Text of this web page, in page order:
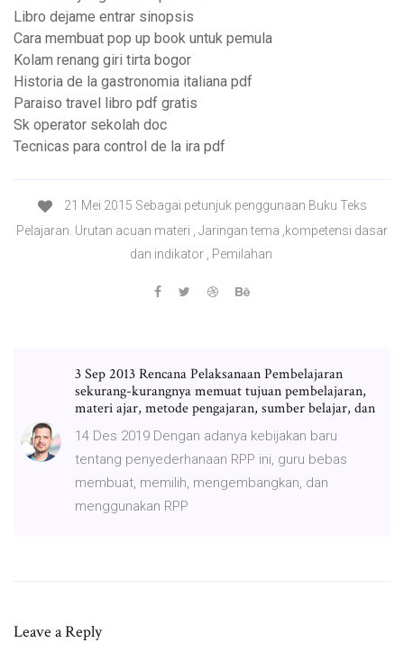
Libro dejame entrar sinopsis
Cara membuat pop up book untuk pemula
Kolam renang giri tirta bogor
Historia de la gastronomia italiana pdf
Paraiso travel libro pdf gratis
Sk operator sekolah doc
Tecnicas para control de la ira pdf
21 Mei 2015 Sebagai petunjuk penggunaan Buku Teks
Pelajaran. Urutan acuan materi , Jaringan tema ,kompetensi dasar
dan indikator , Pemilahan
3 Sep 2013 Rencana Pelaksanaan Pembelajaran
sekurang-kurangnya memuat tujuan pembelajaran,
materi ajar, metode pengajaran, sumber belajar, dan
14 Des 2019 Dengan adanya kebijakan baru
tentang penyederhanaan RPP ini, guru bebas
membuat, memilih, mengembangkan, dan
menggunakan RPP
Leave a Reply